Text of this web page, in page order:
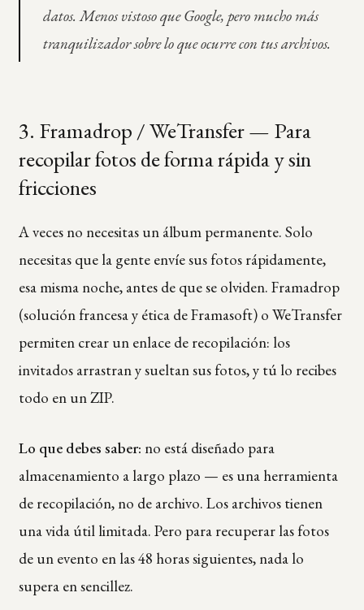
datos. Menos vistoso que Google, pero mucho más
tranquilizador sobre lo que ocurre con tus archivos.
3. Framadrop / WeTransfer — Para
recopilar fotos de forma rápida y sin
fricciones
A veces no necesitas un álbum permanente. Solo
necesitas que la gente envíe sus fotos rápidamente,
esa misma noche, antes de que se olviden. Framadrop
(solución francesa y ética de Framasoft) o WeTransfer
permiten crear un enlace de recopilación: los
invitados arrastran y sueltan sus fotos, y tú lo recibes
todo en un ZIP.
Lo que debes saber: no está diseñado para
almacenamiento a largo plazo — es una herramienta
de recopilación, no de archivo. Los archivos tienen
una vida útil limitada. Pero para recuperar las fotos
de un evento en las 48 horas siguientes, nada lo
supera en sencillez.